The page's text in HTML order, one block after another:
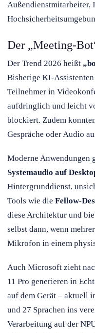
Außendienstmitarbeiter,
Der „Meeting-
Der Trend 2026 heißt
Bisherige KI-
Teilnehmer in
aufdringlich und leicht
blockiert. Zudem
Gespräche oder Audio
Moderne Anwendungen
Systemaudio auf
Hintergrunddienst,
Tools wie die Fellow-
diese Architektur und
selbst dann, wenn
Mikrofon in einem
Auch Microsoft zieht
11 Pro generieren in
auf dem Gerät – aktuell
und 27 Sprachen ins
Verarbeitung auf der